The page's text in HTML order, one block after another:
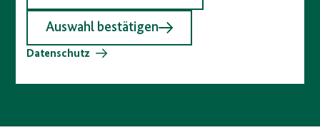
Auswahl bestätigen
Datenschutz